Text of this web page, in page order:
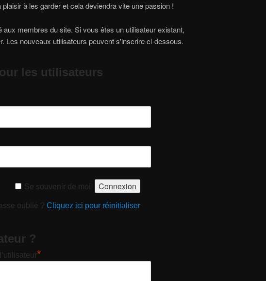
à les garder et cela deviendra vite une passion !
aux membres du site. Si vous êtes un utilisateur existant,
Les nouveaux utilisateurs peuvent s'inscrire ci-dessous.
les utilisateurs
Se souvenir de moi
oublié ?Cliquez ici pour réinitialiser
?
*